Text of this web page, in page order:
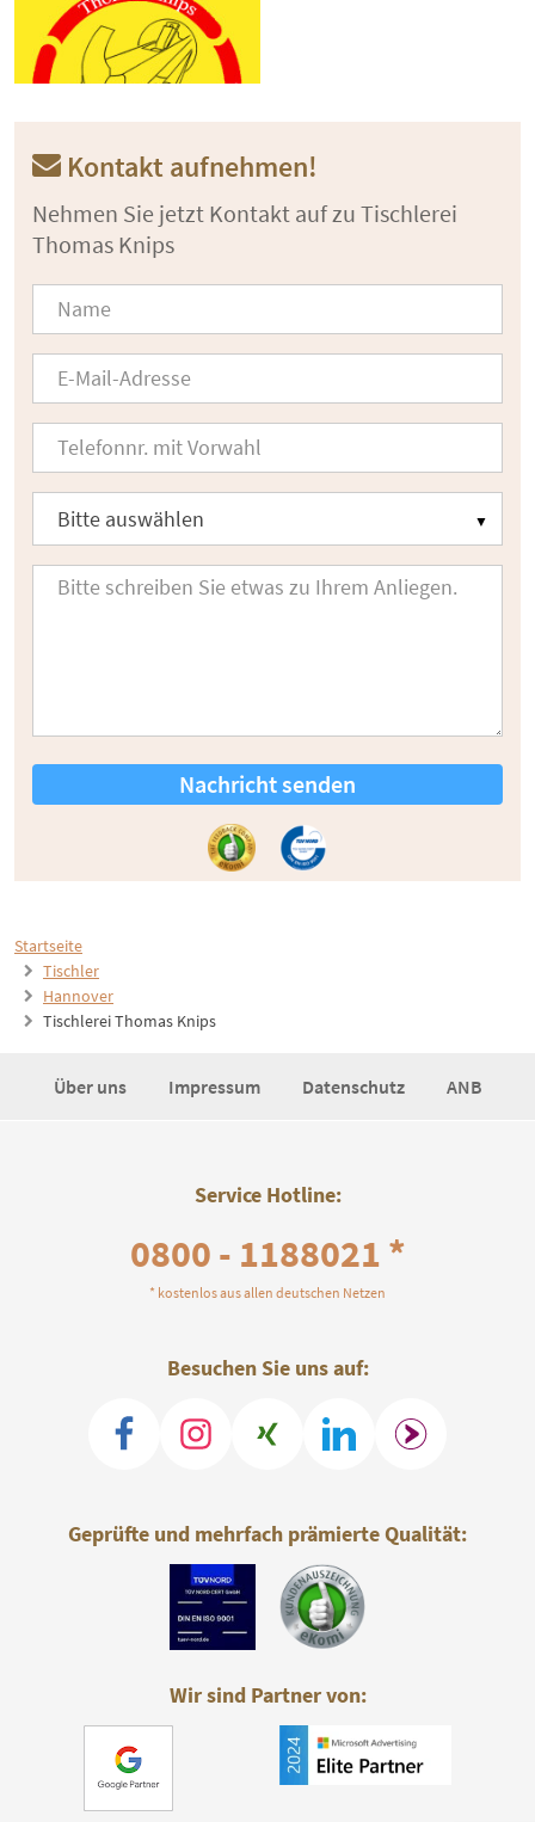
Startseite
Tischler
Hannover
Tischlerei Thomas Knips
Kontakt aufnehmen!
Nehmen Sie jetzt Kontakt auf zu Tischlerei
Thomas Knips
Nachricht senden
Über uns Impressum Datenschutz ANB
Service Hotline:
0800 - 1188021 *
* kostenlos aus allen deutschen Netzen
Besuchen Sie uns auf:
Geprüfte und mehrfach prämierte Qualität:
Wir sind Partner von: